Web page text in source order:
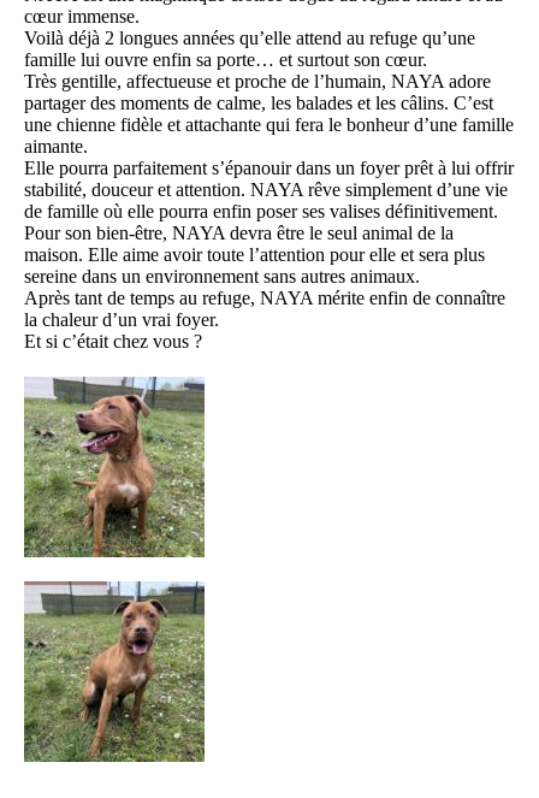
cœur immense.
Voilà déjà 2 longues années qu’elle attend au refuge qu’une
famille lui ouvre enfin sa porte… et surtout son cœur.
Très gentille, affectueuse et proche de l’humain, NAYA adore
partager des moments de calme, les balades et les câlins. C’est
une chienne fidèle et attachante qui fera le bonheur d’une famille
aimante.
Elle pourra parfaitement s’épanouir dans un foyer prêt à lui offrir
stabilité, douceur et attention. NAYA rêve simplement d’une vie
de famille où elle pourra enfin poser ses valises définitivement.
Pour son bien-être, NAYA devra être le seul animal de la
maison. Elle aime avoir toute l’attention pour elle et sera plus
sereine dans un environnement sans autres animaux.
Après tant de temps au refuge, NAYA mérite enfin de connaître
la chaleur d’un vrai foyer.
Et si c’était chez vous ?